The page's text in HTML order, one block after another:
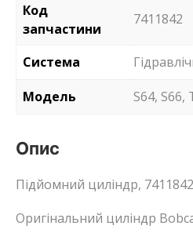
Код
запчастини
7411842
Система
Модель
S64, S66,
Опис
Підйомний циліндр,
Оригінальний циліндр